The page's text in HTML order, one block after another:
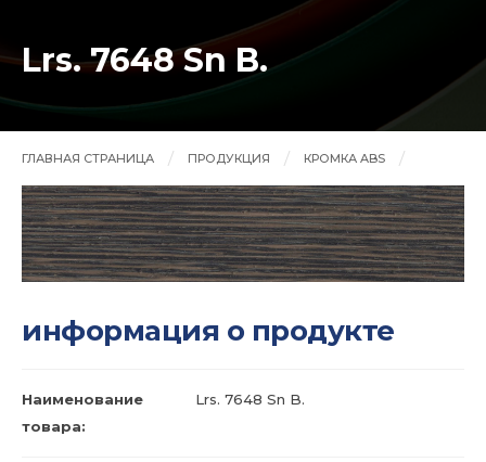
Lrs. 7648 Sn B.
ГЛАВНАЯ СТРАНИЦА ПРОДУКЦИЯ КРОМКА ABS
Lrs. 7648 Sn B.
информация о продукте
Наименование
товара:
Lrs. 7648 Sn B.